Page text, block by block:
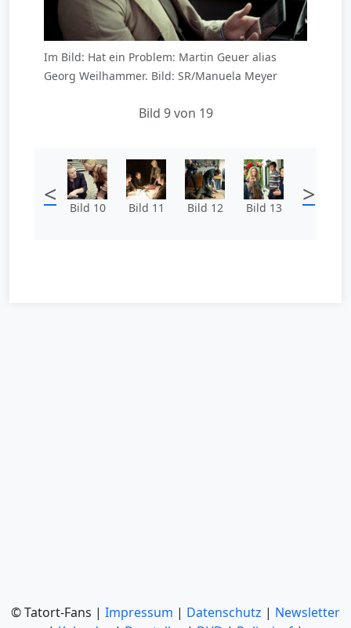
Im Bild: Hat ein Problem: Martin Geuer alias
Georg Weilhammer. Bild: SR/Manuela Meyer
Bild 9 von 19
< Bild 10 Bild 11 Bild 12 Bild 13 >
© Tatort-Fans | Impressum | Datenschutz | Newsletter